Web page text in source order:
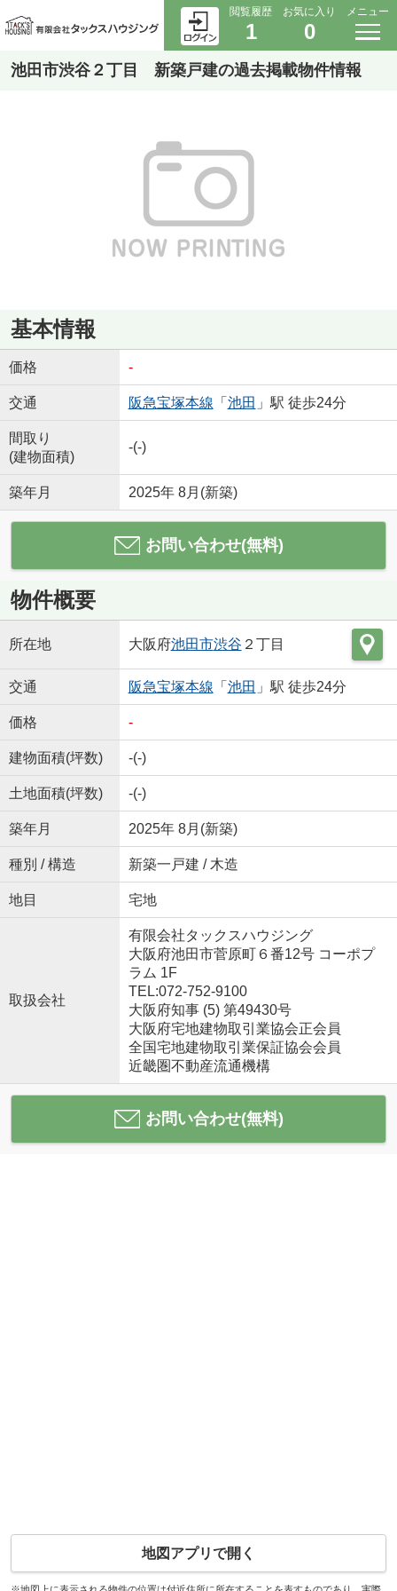
閲覧履歴
1
お気に入り
0
メニュー
池田市渋谷２丁目 新築戸建の過去掲載物件情報
基本情報
価格 -
交通 阪急宝塚本線 「 池田 」駅 徒歩24分
間取り
(建物面積)
-(-)
築年月 2025年 8月(新築)
お問い合わせ(無料)
物件概要
所在地 大阪府池田市渋谷 ２丁目
交通 阪急宝塚本線 「 池田 」駅 徒歩24分
価格 -
建物面積(坪数) -(-)
土地面積(坪数) -(-)
築年月 2025年 8月(新築)
種別 / 構造 新築一戸建 / 木造
地目 宅地
取扱会社
有限会社タックスハウジング
大阪府池田市菅原町６番12号 コーポプ
ラム 1F
TEL:072-752-9100
大阪府知事 (5) 第49430号
大阪府宅地建物取引業協会正会員
全国宅地建物取引業保証協会会員
近畿圏不動産流通機構
お問い合わせ(無料)
地図アプリで開く
※地図上に表示される物件の位置は付近住所に所在することを表すものであり、実際